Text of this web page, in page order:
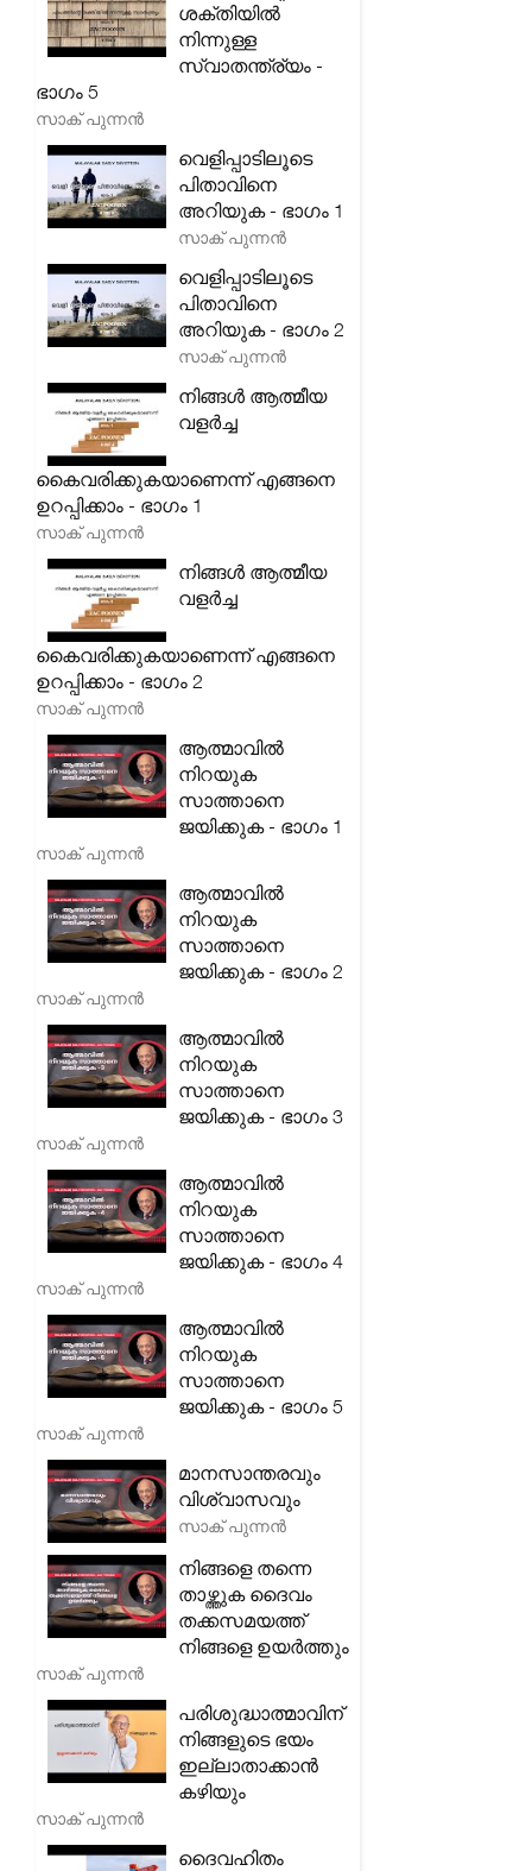
ശക്തിയിൽ
നിന്നുള്ള
സ്വാതന്ത്ര്യം -
ഭാഗം 5
സാക് പുന്നൻ
വെളിപ്പാടിലൂടെ
പിതാവിനെ
അറിയുക - ഭാഗം 1
സാക് പുന്നൻ
വെളിപ്പാടിലൂടെ
പിതാവിനെ
അറിയുക - ഭാഗം 2
സാക് പുന്നൻ
നിങ്ങൾ ആത്മീയ
വളർച്ച
കൈവരിക്കുകയാണെന്ന് എങ്ങനെ
ഉറപ്പിക്കാം - ഭാഗം 1
സാക് പുന്നൻ
നിങ്ങൾ ആത്മീയ
വളർച്ച
കൈവരിക്കുകയാണെന്ന് എങ്ങനെ
ഉറപ്പിക്കാം - ഭാഗം 2
സാക് പുന്നൻ
ആത്മാവിൽ
നിറയുക
സാത്താനെ
ജയിക്കുക - ഭാഗം 1
സാക് പുന്നൻ
ആത്മാവിൽ
നിറയുക
സാത്താനെ
ജയിക്കുക - ഭാഗം 2
സാക് പുന്നൻ
ആത്മാവിൽ
നിറയുക
സാത്താനെ
ജയിക്കുക - ഭാഗം 3
സാക് പുന്നൻ
ആത്മാവിൽ
നിറയുക
സാത്താനെ
ജയിക്കുക - ഭാഗം 4
സാക് പുന്നൻ
ആത്മാവിൽ
നിറയുക
സാത്താനെ
ജയിക്കുക - ഭാഗം 5
സാക് പുന്നൻ
മാനസാന്തരവും
വിശ്വാസവും
സാക് പുന്നൻ
നിങ്ങളെ തന്നെ
താഴ്ത്തുക ദൈവം
തക്കസമയത്ത്
നിങ്ങളെ ഉയർത്തും
സാക് പുന്നൻ
പരിശുദ്ധാത്മാവിന്
നിങ്ങളുടെ ഭയം
ഇല്ലാതാക്കാൻ
കഴിയും
സാക് പുന്നൻ
ദൈവഹിതം